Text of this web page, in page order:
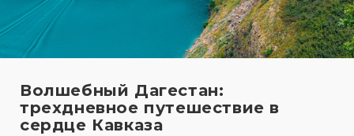
Волшебный Дагестан:
трехдневное путешествие в
сердце Кавказа